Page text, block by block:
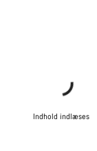
Indhold indlæses